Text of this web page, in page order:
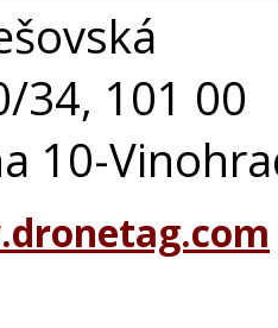
34, 101 00
10-